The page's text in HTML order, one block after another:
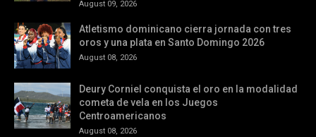
August 09, 2026
Atletismo dominicano cierra jornada con tres
oros y una plata en Santo Domingo 2026
August 08, 2026
Deury Corniel conquista el oro en la modalidad
cometa de vela en los Juegos
Centroamericanos
August 08, 2026